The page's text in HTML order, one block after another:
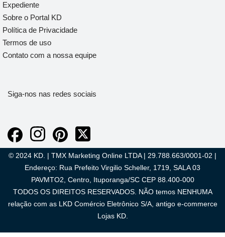
Expediente
Sobre o Portal KD
Política de Privacidade
Termos de uso
Contato com a nossa equipe
Siga-nos nas redes sociais
© 2024 KD. | TMX Marketing Online LTDA | 29.788.663/0001-02 |
Endereço: Rua Prefeito Virgilio Scheller, 1719, SALA 03
PAVMTO2, Centro, Ituporanga/SC CEP 88.400-000
TODOS OS DIREITOS RESERVADOS. NÃO temos NENHUMA
relação com as LKD Comércio Eletrônico S/A, antigo e-commerce
Lojas KD.